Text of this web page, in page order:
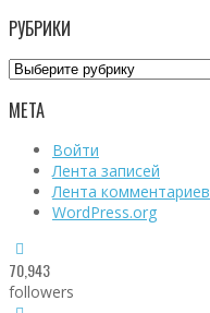
РУБРИКИ
Рубрики
МЕТА
Войти
Лента записей
Лента комментариев
WordPress.org
70,943
followers